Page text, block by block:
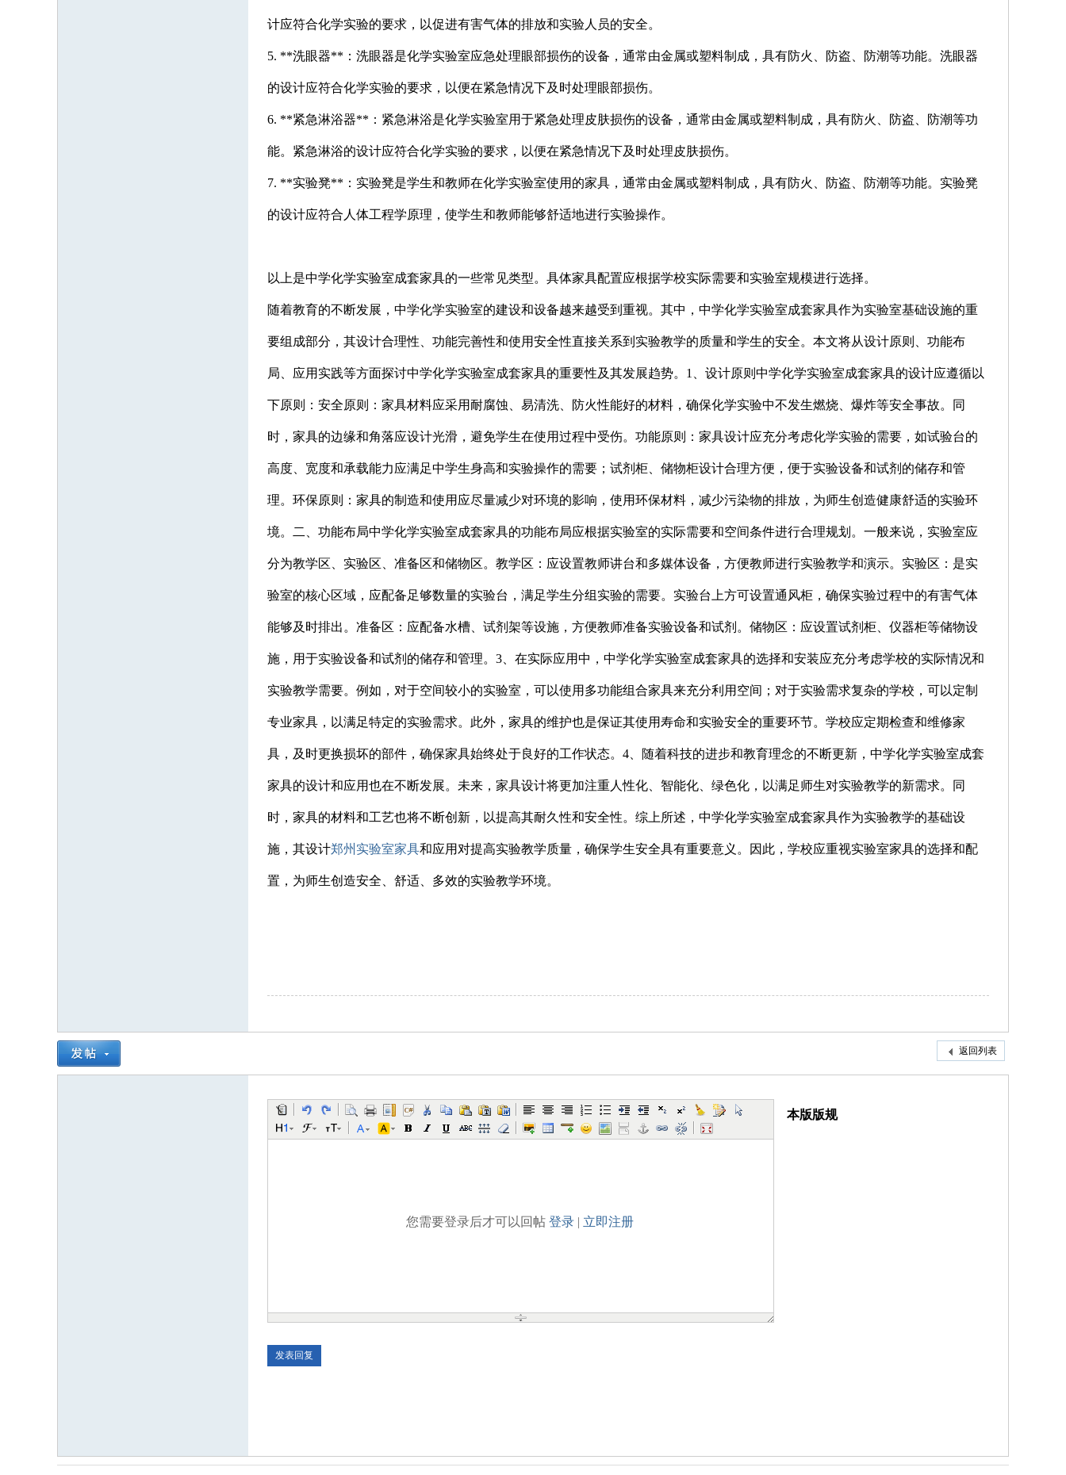
计应符合化学实验的要求，以促进有害气体的排放和实验人员的安全。
5. **洗眼器**：洗眼器是化学实验室应急处理眼部损伤的设备，通常由金属或塑料制成，具有防火、防盗、防潮等功能。洗眼器
的设计应符合化学实验的要求，以便在紧急情况下及时处理眼部损伤。
6. **紧急淋浴器**：紧急淋浴是化学实验室用于紧急处理皮肤损伤的设备，通常由金属或塑料制成，具有防火、防盗、防潮等功
能。紧急淋浴的设计应符合化学实验的要求，以便在紧急情况下及时处理皮肤损伤。
7. **实验凳**：实验凳是学生和教师在化学实验室使用的家具，通常由金属或塑料制成，具有防火、防盗、防潮等功能。实验凳
的设计应符合人体工程学原理，使学生和教师能够舒适地进行实验操作。
以上是中学化学实验室成套家具的一些常见类型。具体家具配置应根据学校实际需要和实验室规模进行选择。
随着教育的不断发展，中学化学实验室的建设和设备越来越受到重视。其中，中学化学实验室成套家具作为实验室基础设施的重
要组成部分，其设计合理性、功能完善性和使用安全性直接关系到实验教学的质量和学生的安全。本文将从设计原则、功能布
局、应用实践等方面探讨中学化学实验室成套家具的重要性及其发展趋势。1、设计原则中学化学实验室成套家具的设计应遵循以
下原则：安全原则：家具材料应采用耐腐蚀、易清洗、防火性能好的材料，确保化学实验中不发生燃烧、爆炸等安全事故。同
时，家具的边缘和角落应设计光滑，避免学生在使用过程中受伤。功能原则：家具设计应充分考虑化学实验的需要，如试验台的
高度、宽度和承载能力应满足中学生身高和实验操作的需要；试剂柜、储物柜设计合理方便，便于实验设备和试剂的储存和管
理。环保原则：家具的制造和使用应尽量减少对环境的影响，使用环保材料，减少污染物的排放，为师生创造健康舒适的实验环
境。二、功能布局中学化学实验室成套家具的功能布局应根据实验室的实际需要和空间条件进行合理规划。一般来说，实验室应
分为教学区、实验区、准备区和储物区。教学区：应设置教师讲台和多媒体设备，方便教师进行实验教学和演示。实验区：是实
验室的核心区域，应配备足够数量的实验台，满足学生分组实验的需要。实验台上方可设置通风柜，确保实验过程中的有害气体
能够及时排出。准备区：应配备水槽、试剂架等设施，方便教师准备实验设备和试剂。储物区：应设置试剂柜、仪器柜等储物设
施，用于实验设备和试剂的储存和管理。3、在实际应用中，中学化学实验室成套家具的选择和安装应充分考虑学校的实际情况和
实验教学需要。例如，对于空间较小的实验室，可以使用多功能组合家具来充分利用空间；对于实验需求复杂的学校，可以定制
专业家具，以满足特定的实验需求。此外，家具的维护也是保证其使用寿命和实验安全的重要环节。学校应定期检查和维修家
具，及时更换损坏的部件，确保家具始终处于良好的工作状态。4、随着科技的进步和教育理念的不断更新，中学化学实验室成套
家具的设计和应用也在不断发展。未来，家具设计将更加注重人性化、智能化、绿色化，以满足师生对实验教学的新需求。同
时，家具的材料和工艺也将不断创新，以提高其耐久性和安全性。综上所述，中学化学实验室成套家具作为实验教学的基础设
施，其设计郑州实验室家具和应用对提高实验教学质量，确保学生安全具有重要意义。因此，学校应重视实验室家具的选择和配
置，为师生创造安全、舒适、多效的实验教学环境。
返回列表
您需要登录后才可以回帖 登录| 立即注册
本版版规